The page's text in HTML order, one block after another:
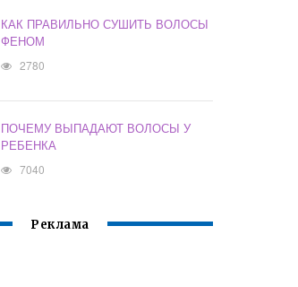
КАК ПРАВИЛЬНО СУШИТЬ ВОЛОСЫ
ФЕНОМ
2780
ПОЧЕМУ ВЫПАДАЮТ ВОЛОСЫ У
РЕБЕНКА
7040
Реклама